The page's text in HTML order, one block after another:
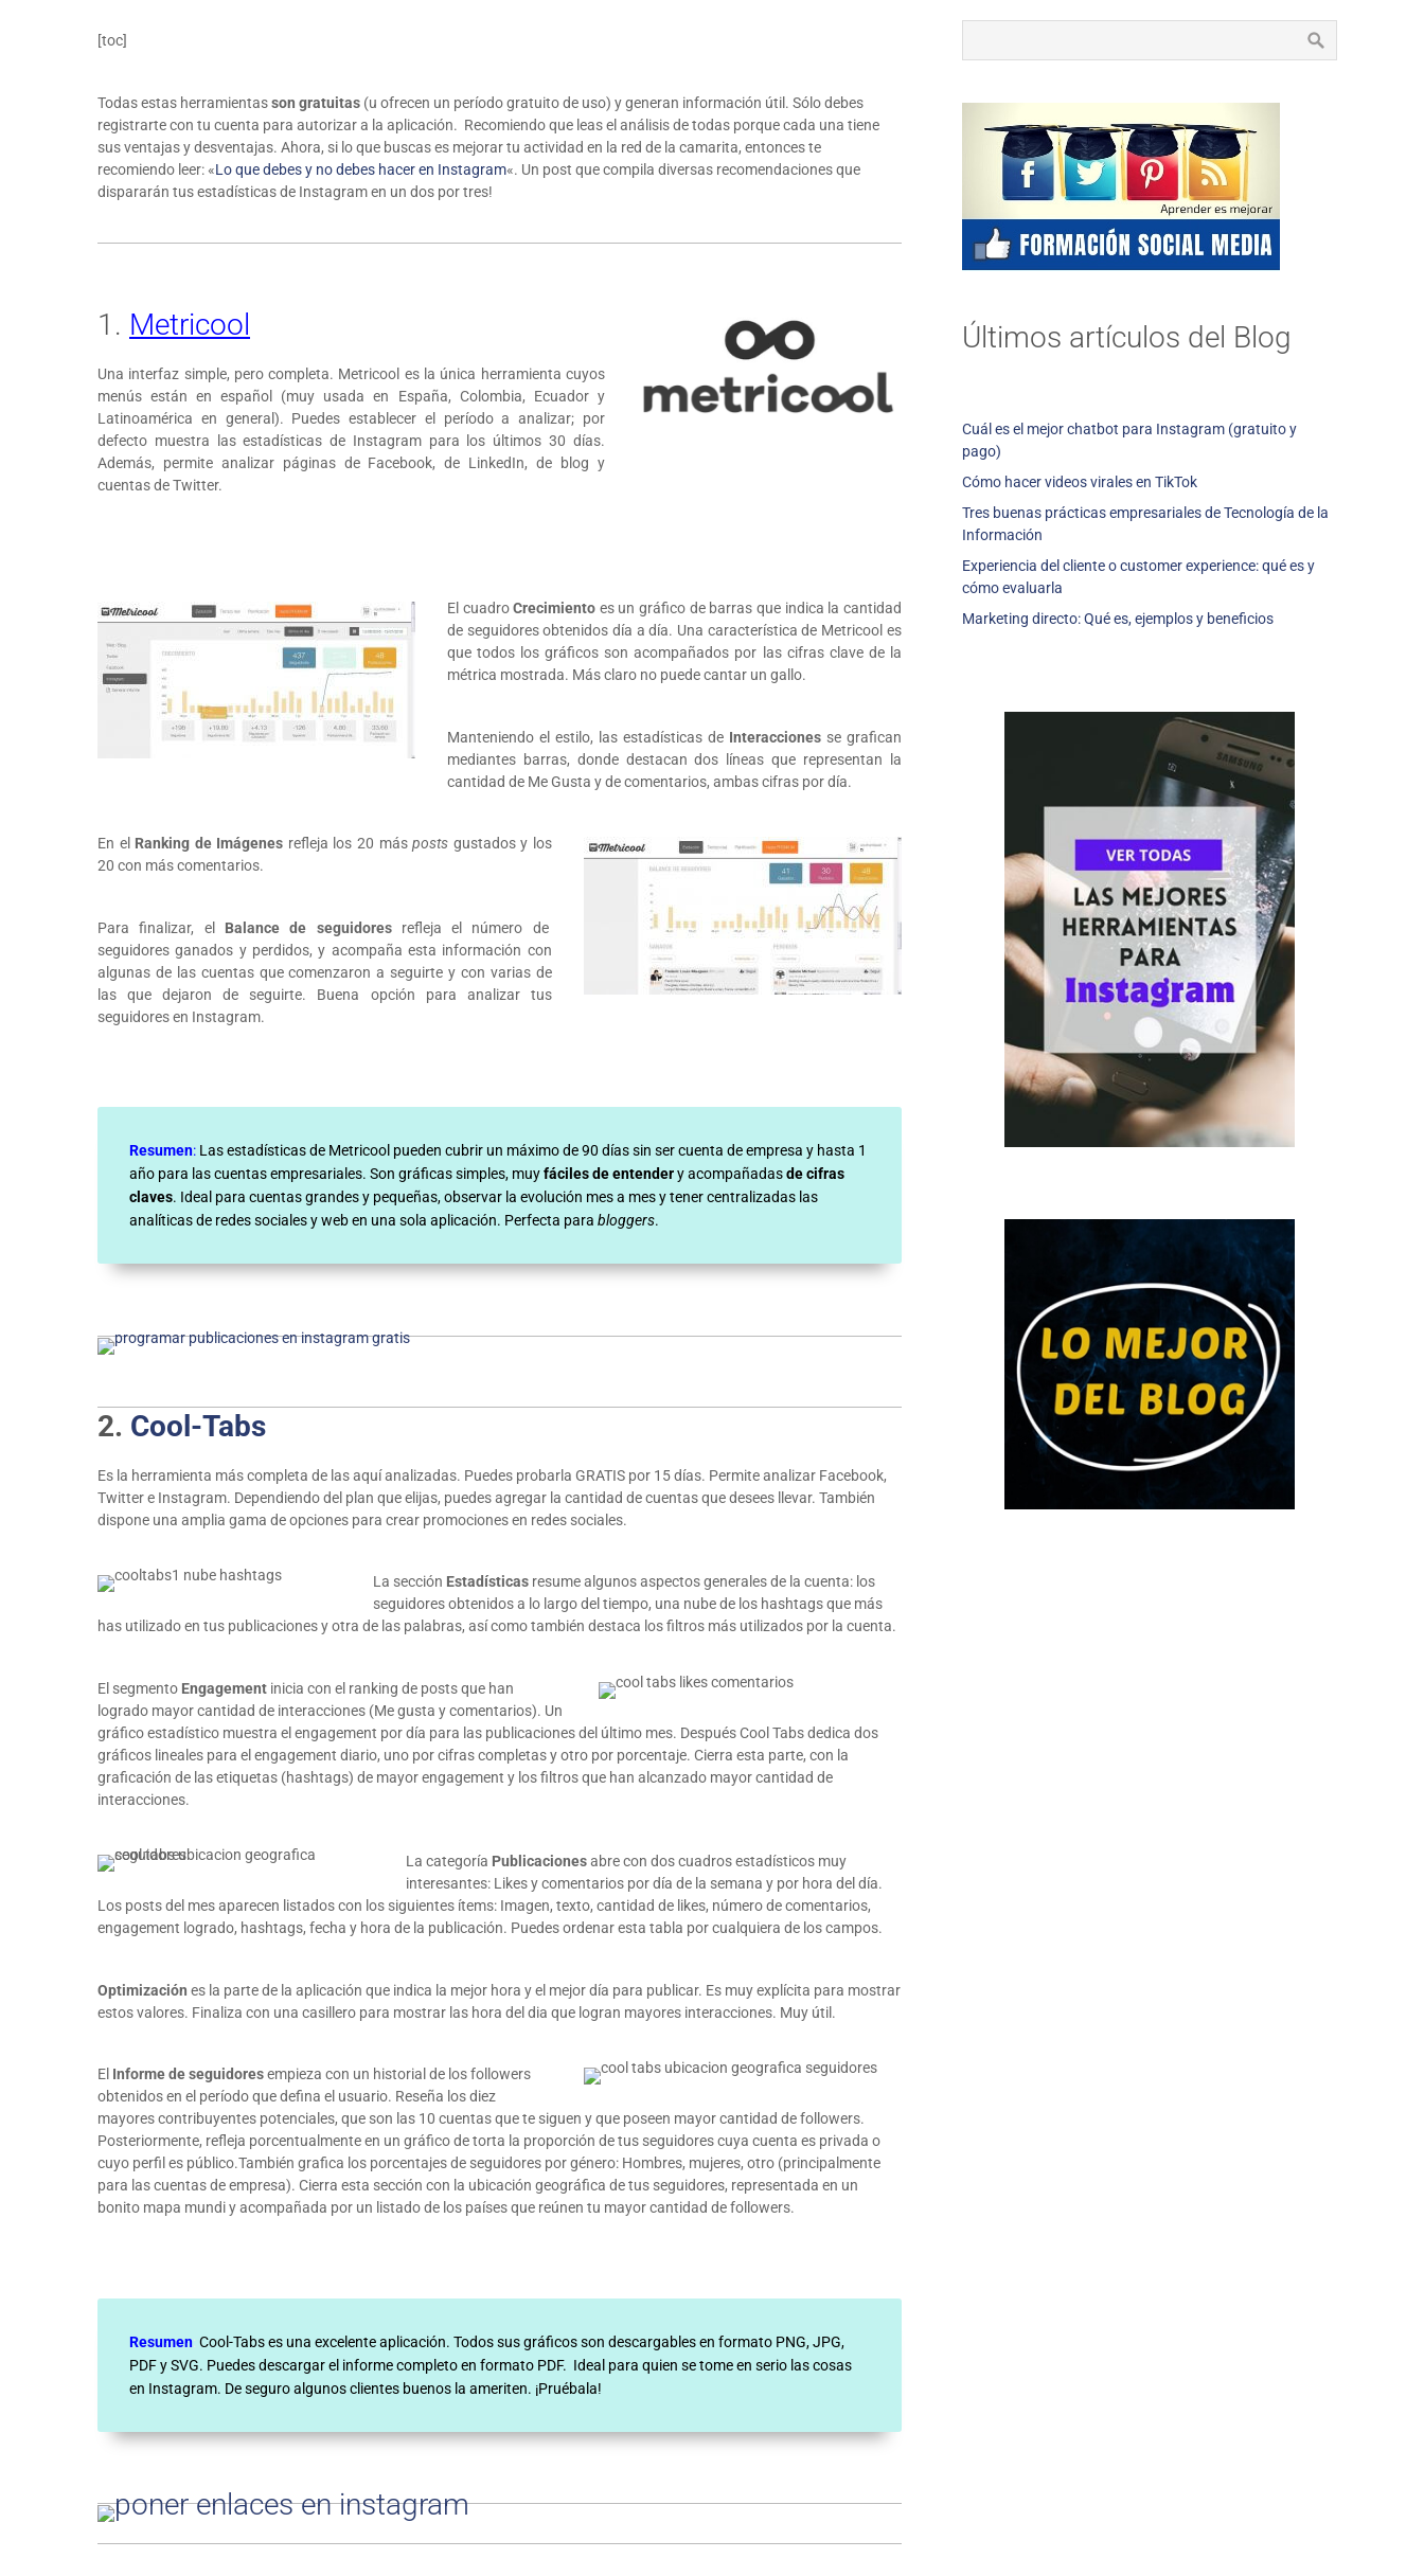
[toc]
Todas estas herramientasson gratuitas (u ofrecen un período gratuito de uso) y generan información útil. Sólo debes
registrarte con tu cuenta para autorizar a la aplicación. Recomiendo que leas el análisis de todas porque cada una tiene
sus ventajas y desventajas. Ahora, si lo que buscas es mejorar tu actividad en la red de la camarita, entonces te
recomiendo leer: «Lo que debes y no debes hacer en Instagram«. Un post que compila diversas recomendaciones que
dispararán tus estadísticas de Instagram en un dos por tres!
1. Metricool
Una interfaz simple, pero completa. Metricool es la única herramienta cuyos
menús están en español (muy usada en España, Colombia, Ecuador y
Latinoamérica en general). Puedes establecer el período a analizar; por
defecto muestra las estadísticas de Instagram para los últimos 30 días.
Además, permite analizar páginas de Facebook, de LinkedIn, de blog y
cuentas de Twitter.
El cuadroCrecimiento es un gráfico de barras que indica la cantidad
de seguidores obtenidos día a día. Una característica de Metricool es
que todos los gráficos son acompañados por las cifras clave de la
métrica mostrada. Más claro no puede cantar un gallo.
Manteniendo el estilo, las estadísticas de Interaccionesse grafican
mediantes barras, donde destacan dos líneas que representan la
cantidad de Me Gusta y de comentarios, ambas cifras por día.
En el Ranking de Imágenes refleja los 20 másposts gustados y los
20 con más comentarios.
Para finalizar, el Balance de seguidoresrefleja el número de
seguidores ganados y perdidos, y acompaña esta información con
algunas de las cuentas que comenzaron a seguirte y con varias de
las que dejaron de seguirte. Buena opción para analizar tus
seguidores en Instagram.
Resumen: Las estadísticas de Metricool pueden cubrir un máximo de 90 días sin ser cuenta de empresa y hasta 1
año para las cuentas empresariales. Son gráficas simples, muyfáciles de entendery acompañadasde cifras
claves. Ideal para cuentas grandes y pequeñas, observar la evolución mes a mes y tener centralizadas las
analíticas de redes sociales y web en una sola aplicación. Perfecta para bloggers.
2. Cool-Tabs
Es la herramienta más completa de las aquí analizadas. Puedes probarla GRATIS por 15 días. Permite analizar Facebook,
Twitter e Instagram. Dependiendo del plan que elijas, puedes agregar la cantidad de cuentas que desees llevar. También
dispone una amplia gama de opciones para crear promociones en redes sociales.
La sección Estadísticas resume algunos aspectos generales de la cuenta: los
seguidores obtenidos a lo largo del tiempo, una nube de los hashtags que más
has utilizado en tus publicaciones y otra de las palabras, así como también destaca los filtros más utilizados por la cuenta.
El segmento Engagement inicia con el ranking de posts que han
logrado mayor cantidad de interacciones (Me gusta y comentarios). Un
gráfico estadístico muestra el engagement por día para las publicaciones del último mes. Después Cool Tabs dedica dos
gráficos lineales para el engagement diario, uno por cifras completas y otro por porcentaje. Cierra esta parte, con la
graficación de las etiquetas (hashtags) de mayor engagement y los filtros que han alcanzado mayor cantidad de
interacciones.
La categoría Publicacionesabre con dos cuadros estadísticos muy
interesantes: Likes y comentarios por día de la semana y por hora del día.
Los posts del mes aparecen listados con los siguientes ítems: Imagen, texto, cantidad de likes, número de comentarios,
engagement logrado, hashtags, fecha y hora de la publicación. Puedes ordenar esta tabla por cualquiera de los campos.
Optimización es la parte de la aplicación que indica la mejor hora y el mejor día para publicar. Es muy explícita para mostrar
estos valores. Finaliza con una casillero para mostrar las hora del dia que logran mayores interacciones. Muy útil.
El Informe de seguidoresempieza con un historial de los followers
obtenidos en el período que defina el usuario. Reseña los diez
mayores contribuyentes potenciales, que son las 10 cuentas que te siguen y que poseen mayor cantidad de followers.
Posteriormente, refleja porcentualmente en un gráfico de torta la proporción de tus seguidores cuya cuenta es privada o
cuyo perfil es público.También grafica los porcentajes de seguidores por género: Hombres, mujeres, otro (principalmente
para las cuentas de empresa). Cierra esta sección con la ubicación geográfica de tus seguidores, representada en un
bonito mapa mundi y acompañada por un listado de los países que reúnen tu mayor cantidad de followers.
Resumen: Cool-Tabs es una excelente aplicación. Todos sus gráficos son descargables en formato PNG, JPG,
PDF y SVG. Puedes descargar el informe completo en formato PDF. Ideal para quien se tome en serio las cosas
en Instagram. De seguro algunos clientes buenos la ameriten. ¡Pruébala!
Últimos artículos del Blog
Cuál es el mejor chatbot para Instagram (gratuito y
pago)
Cómo hacer videos virales en TikTok
Tres buenas prácticas empresariales de Tecnología de la
Información
Experiencia del cliente o customer experience: qué es y
cómo evaluarla
Marketing directo: Qué es, ejemplos y beneficios